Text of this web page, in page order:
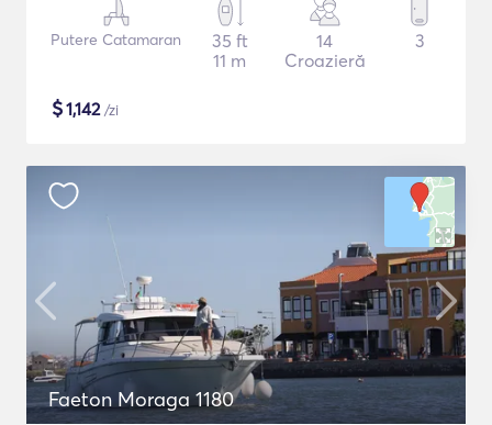
Putere Catamaran
35 ft
11 m
14
Croazieră
3
$1,142/zi
Faeton Moraga 1180